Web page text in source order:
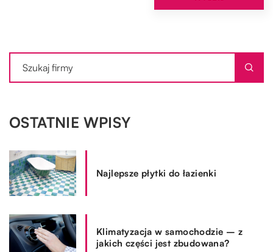
OSTATNIE WPISY
Najlepsze płytki do łazienki
Klimatyzacja w samochodzie – z
jakich części jest zbudowana?